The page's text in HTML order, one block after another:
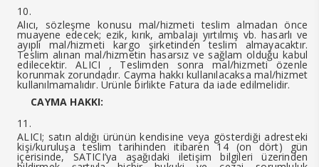
Alıcı, sözleşme konusu mal/hizmeti teslim almadan önce
muayene edecek; ezik, kırık, ambalajı yırtılmış vb. hasarlı ve
ayıplı mal/hizmeti kargo şirketinden teslim almayacaktır.
Teslim alınan mal/hizmetin hasarsız ve sağlam olduğu kabul
edilecektir. ALICI , Teslimden sonra mal/hizmeti özenle
korunmak zorundadır. Cayma hakkı kullanılacaksa mal/hizmet
kullanılmamalıdır. Ürünle birlikte Fatura da iade edilmelidir.
CAYMA HAKKI:
ALICI; satın aldığı ürünün kendisine veya gösterdiği adresteki
kişi/kuruluşa teslim tarihinden itibaren 14 (on dört) gün
içerisinde, SATICI’ya aşağıdaki iletişim bilgileri üzerinden